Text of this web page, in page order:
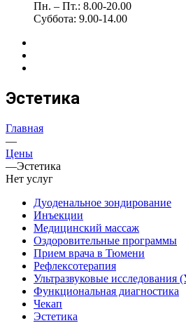
Пн. – Пт.: 8.00-20.00
Суббота: 9.00-14.00
Эстетика
Главная
—
Цены
—Эстетика
Нет услуг
Дуоденальное зондирование
Инъекции
Медицинский массаж
Оздоровительные программы
Прием врача в Тюмени
Рефлексотерапия
Ультразвуковые исследования
Функциональная диагностика
Чекап
Эстетика